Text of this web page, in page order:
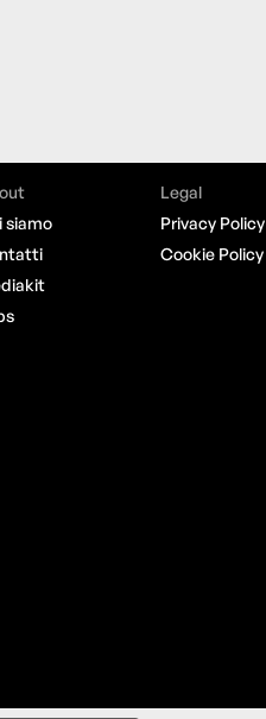
siamo
Legal
Privacy Policy
Cookie Policy